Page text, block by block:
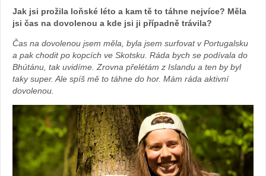
Jak jsi prožila loňské léto a kam tě to táhne nejvíce? Měla
jsi čas na dovolenou a kde jsi ji případně trávila?
Čas na dovolenou jsem měla, byla jsem surfovat v Portugalsku
a pak chodit po kopcích ve Skotsku. Ráda bych se podívala do
Bhútánu, tak uvidíme. Zrovna přelétám z Islandu a ten by byl
taky super. Ale spíš mě to táhne do hor. Mám ráda aktivní
dovolenou.